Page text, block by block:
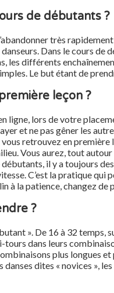
de débutants ?
très
danseurs. Dans le cours
les différents
Le but étant de
leçon ?
ligne, lors de votre
et ne pas gêner les
retrouvez en
Vous aurez, tout
il y a toujours
C’est la pratique qui
à la patience, changez de
?
». De 16 à 32
dans leurs
plus longues
dites « novices »,